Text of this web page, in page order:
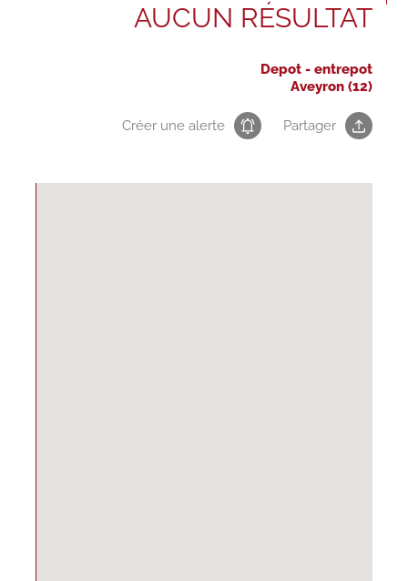
AUCUN RÉSULTAT
Depot - entrepot
Aveyron (12)
Créer une alerte Partager